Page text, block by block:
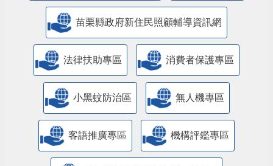
苗栗縣政府新住民照顧輔導資訊網
法律扶助專區 消費者保護專區
小黑蚊防治區 無人機專區
客語推廣專區 機構評鑑專區